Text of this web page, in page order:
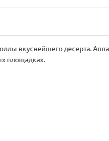
вкуснейшего десерта.
площадках.